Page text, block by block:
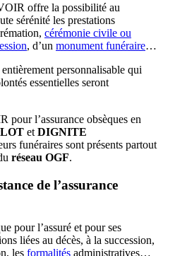
offre la possibilité au
sérénité les prestations
cérémonie civile ou
, d’un monument funéraire…
personnalisable qui
essentielles seront
pour l’assurance obsèques en
et DIGNITE
funéraires sont présents partout
réseau OGF.
de l’assurance
pour l’assuré et pour ses
liées au décès, à la succession,
les formalités administratives…